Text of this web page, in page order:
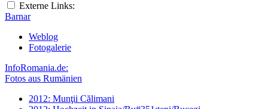
Externe Links:
Barnar
Weblog
Fotogalerie
InfoRomania.de:
Fotos aus Rumänien
2012: Munţii Călimani